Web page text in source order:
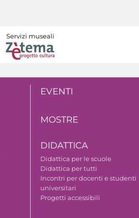
Servizi museali
EVENTI
MOSTRE
DIDATTICA
Didattica per le scuole
Didattica per tutti
Incontri per docenti e studenti
universitari
Progetti accessibili